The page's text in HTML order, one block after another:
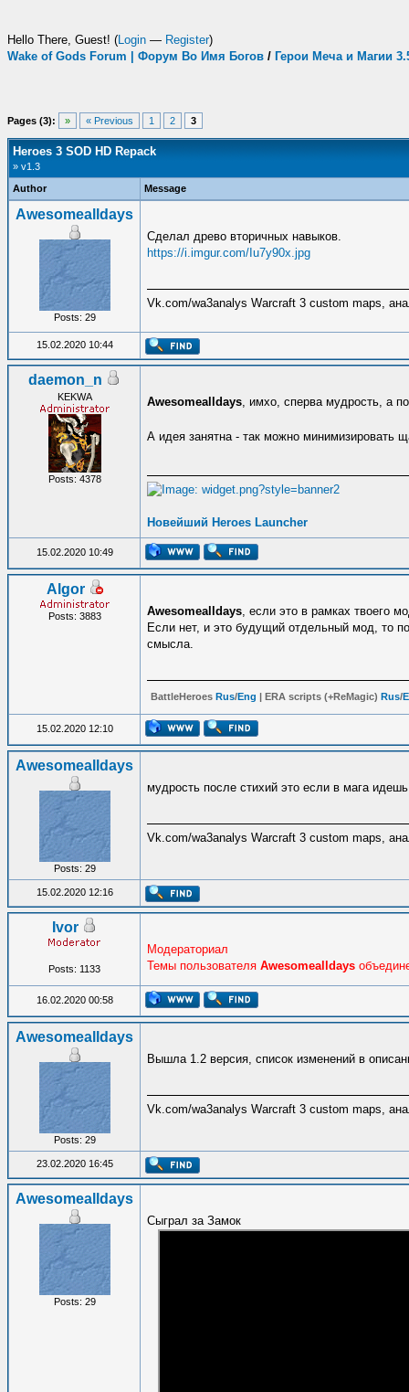
Hello There, Guest! (Login — Register)
Wake of Gods Forum | Форум Во Имя Богов / Герои Меча и Магии
Pages (3): » « Previous 1 2 3
Heroes 3 SOD HD Repack
» v1.3
Author
Message
Awesomealldays
Posts: 29
Сделал древо вторичных навыков.
https://i.imgur.com/Iu7y90x.jpg
Vk.com/wa3analys Warcraft 3 custom maps,
15.02.2020 10:44
daemon_n
KEKWA
Posts: 4378
Awesomealldays, имхо, сперва мудрость, а
А идея занятна - так можно минимизировать
Новейший Heroes Launcher
15.02.2020 10:49
Algor
Posts: 3883 Awesomealldays, если это в рамках твоего
Если нет, и это будущий отдельный мод, то
смысла.
BattleHeroes Rus/Eng | ERA scripts (+ReMagic) Rus/
15.02.2020 12:10
Awesomealldays
Posts: 29
мудрость после стихий это если в мага
Vk.com/wa3analys Warcraft 3 custom maps,
15.02.2020 12:16
Ivor
Posts: 1133
Модераториал
Темы пользователя Awesomealldays
16.02.2020 00:58
Awesomealldays
Posts: 29
Вышла 1.2 версия, список изменений в
Vk.com/wa3analys Warcraft 3 custom maps,
23.02.2020 16:45
Awesomealldays
Posts: 29
Сыграл за Замок